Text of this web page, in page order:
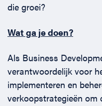
die groei?
Wat ga je doen?
Als Business
verantwoordelijk voor
implementeren en
verkoopstrategieën om